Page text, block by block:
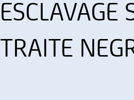
ESCLAVAGE
TRAITE